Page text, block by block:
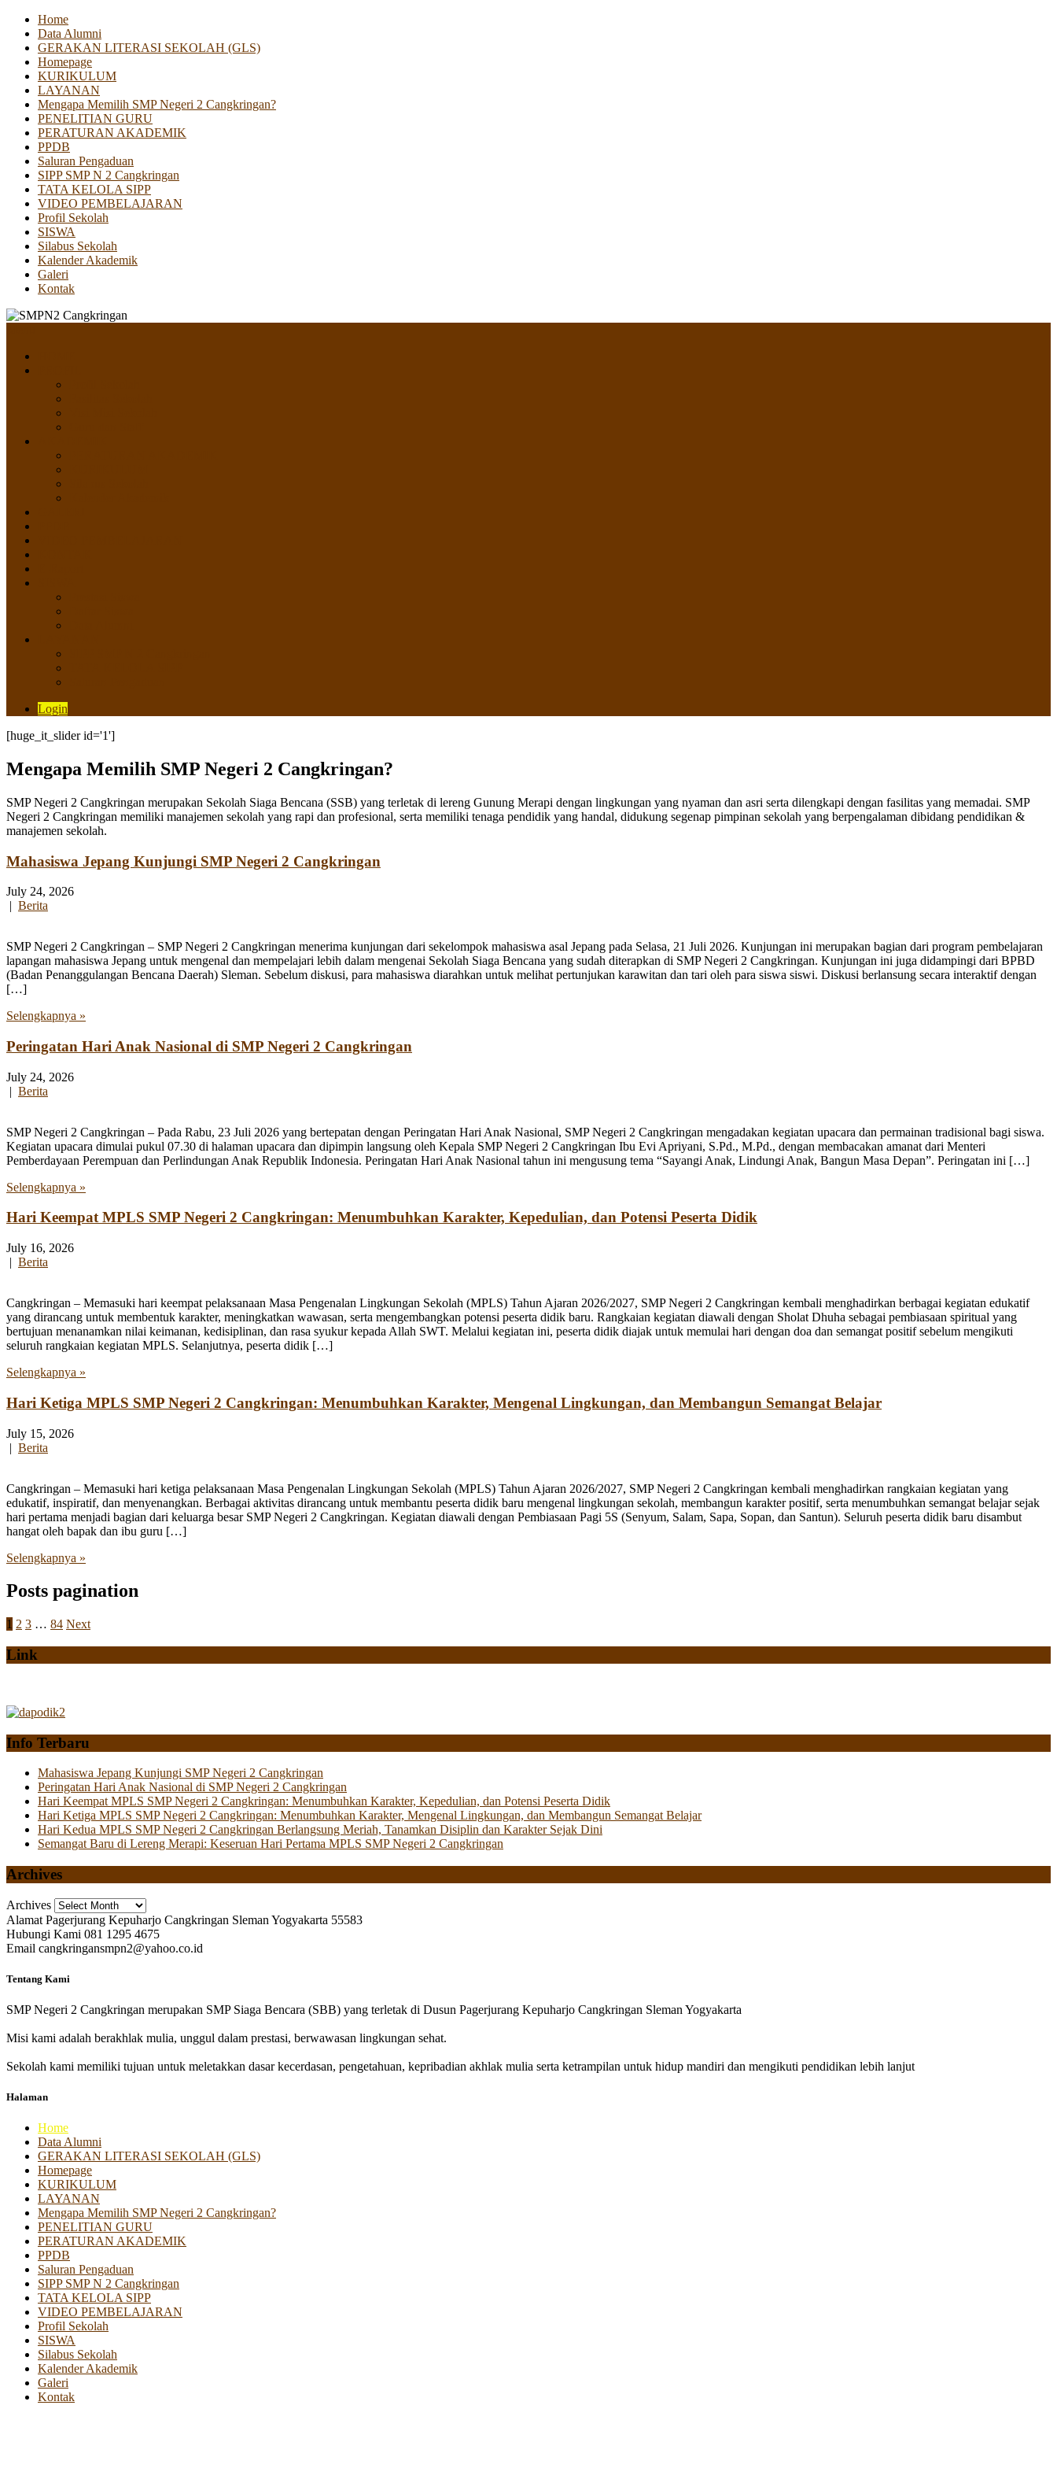
Home
Data Alumni
GERAKAN LITERASI SEKOLAH (GLS)
Homepage
KURIKULUM
LAYANAN
Mengapa Memilih SMP Negeri 2 Cangkringan?
PENELITIAN GURU
PERATURAN AKADEMIK
PPDB
Saluran Pengaduan
SIPP SMP N 2 Cangkringan
TATA KELOLA SIPP
VIDEO PEMBELAJARAN
Profil Sekolah
SISWA
Silabus Sekolah
Kalender Akademik
Galeri
Kontak
Login
[huge_it_slider id='1']
Mengapa Memilih SMP Negeri 2 Cangkringan?
SMP Negeri 2 Cangkringan merupakan Sekolah Siaga Bencana (SSB) yang terletak di lereng Gunung Merapi dengan lingkungan yang nyaman dan asri serta dilengkapi dengan fasilitas yang memadai. SMP
Negeri 2 Cangkringan memiliki manajemen sekolah yang rapi dan profesional, serta memiliki tenaga pendidik yang handal, didukung segenap pimpinan sekolah yang berpengalaman dibidang pendidikan &
manajemen sekolah.
Mahasiswa Jepang Kunjungi SMP Negeri 2 Cangkringan
July 24, 2026
| Berita
SMP Negeri 2 Cangkringan – SMP Negeri 2 Cangkringan menerima kunjungan dari sekelompok mahasiswa asal Jepang pada Selasa, 21 Juli 2026. Kunjungan ini merupakan bagian dari program pembelajaran
lapangan mahasiswa Jepang untuk mengenal dan mempelajari lebih dalam mengenai Sekolah Siaga Bencana yang sudah diterapkan di SMP Negeri 2 Cangkringan. Kunjungan ini juga didampingi dari BPBD
(Badan Penanggulangan Bencana Daerah) Sleman. Sebelum diskusi, para mahasiswa diarahkan untuk melihat pertunjukan karawitan dan tari oleh para siswa siswi. Diskusi berlansung secara interaktif dengan
[…]
Selengkapnya »
Peringatan Hari Anak Nasional di SMP Negeri 2 Cangkringan
July 24, 2026
| Berita
SMP Negeri 2 Cangkringan – Pada Rabu, 23 Juli 2026 yang bertepatan dengan Peringatan Hari Anak Nasional, SMP Negeri 2 Cangkringan mengadakan kegiatan upacara dan permainan tradisional bagi siswa.
Kegiatan upacara dimulai pukul 07.30 di halaman upacara dan dipimpin langsung oleh Kepala SMP Negeri 2 Cangkringan Ibu Evi Apriyani, S.Pd., M.Pd., dengan membacakan amanat dari Menteri
Pemberdayaan Perempuan dan Perlindungan Anak Republik Indonesia. Peringatan Hari Anak Nasional tahun ini mengusung tema “Sayangi Anak, Lindungi Anak, Bangun Masa Depan”. Peringatan ini […]
Selengkapnya »
Hari Keempat MPLS SMP Negeri 2 Cangkringan: Menumbuhkan Karakter, Kepedulian, dan Potensi Peserta Didik
July 16, 2026
| Berita
Cangkringan – Memasuki hari keempat pelaksanaan Masa Pengenalan Lingkungan Sekolah (MPLS) Tahun Ajaran 2026/2027, SMP Negeri 2 Cangkringan kembali menghadirkan berbagai kegiatan edukatif
yang dirancang untuk membentuk karakter, meningkatkan wawasan, serta mengembangkan potensi peserta didik baru. Rangkaian kegiatan diawali dengan Sholat Dhuha sebagai pembiasaan spiritual yang
bertujuan menanamkan nilai keimanan, kedisiplinan, dan rasa syukur kepada Allah SWT. Melalui kegiatan ini, peserta didik diajak untuk memulai hari dengan doa dan semangat positif sebelum mengikuti
seluruh rangkaian kegiatan MPLS. Selanjutnya, peserta didik […]
Selengkapnya »
Hari Ketiga MPLS SMP Negeri 2 Cangkringan: Menumbuhkan Karakter, Mengenal Lingkungan, dan Membangun Semangat Belajar
July 15, 2026
| Berita
Cangkringan – Memasuki hari ketiga pelaksanaan Masa Pengenalan Lingkungan Sekolah (MPLS) Tahun Ajaran 2026/2027, SMP Negeri 2 Cangkringan kembali menghadirkan rangkaian kegiatan yang
edukatif, inspiratif, dan menyenangkan. Berbagai aktivitas dirancang untuk membantu peserta didik baru mengenal lingkungan sekolah, membangun karakter positif, serta menumbuhkan semangat belajar sejak
hari pertama menjadi bagian dari keluarga besar SMP Negeri 2 Cangkringan. Kegiatan diawali dengan Pembiasaan Pagi 5S (Senyum, Salam, Sapa, Sopan, dan Santun). Seluruh peserta didik baru disambut
hangat oleh bapak dan ibu guru […]
Selengkapnya »
Posts pagination
1 2 3 … 84 Next
Link
Info Terbaru
Mahasiswa Jepang Kunjungi SMP Negeri 2 Cangkringan
Peringatan Hari Anak Nasional di SMP Negeri 2 Cangkringan
Hari Keempat MPLS SMP Negeri 2 Cangkringan: Menumbuhkan Karakter, Kepedulian, dan Potensi Peserta Didik
Hari Ketiga MPLS SMP Negeri 2 Cangkringan: Menumbuhkan Karakter, Mengenal Lingkungan, dan Membangun Semangat Belajar
Hari Kedua MPLS SMP Negeri 2 Cangkringan Berlangsung Meriah, Tanamkan Disiplin dan Karakter Sejak Dini
Semangat Baru di Lereng Merapi: Keseruan Hari Pertama MPLS SMP Negeri 2 Cangkringan
Archives
Archives
Alamat Pagerjurang Kepuharjo Cangkringan Sleman Yogyakarta 55583
Hubungi Kami 081 1295 4675
Email cangkringansmpn2@yahoo.co.id
Tentang Kami
SMP Negeri 2 Cangkringan merupakan SMP Siaga Bencara (SBB) yang terletak di Dusun Pagerjurang Kepuharjo Cangkringan Sleman Yogyakarta
Misi kami adalah berakhlak mulia, unggul dalam prestasi, berwawasan lingkungan sehat.
Sekolah kami memiliki tujuan untuk meletakkan dasar kecerdasan, pengetahuan, kepribadian akhlak mulia serta ketrampilan untuk hidup mandiri dan mengikuti pendidikan lebih lanjut
Halaman
Home
Data Alumni
GERAKAN LITERASI SEKOLAH (GLS)
Homepage
KURIKULUM
LAYANAN
Mengapa Memilih SMP Negeri 2 Cangkringan?
PENELITIAN GURU
PERATURAN AKADEMIK
PPDB
Saluran Pengaduan
SIPP SMP N 2 Cangkringan
TATA KELOLA SIPP
VIDEO PEMBELAJARAN
Profil Sekolah
SISWA
Silabus Sekolah
Kalender Akademik
Galeri
Kontak